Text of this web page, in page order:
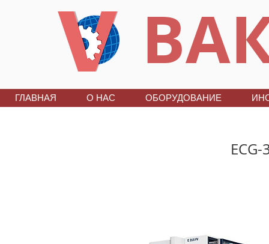
ГЛАВНАЯ О НАС ОБОРУДОВАНИЕ